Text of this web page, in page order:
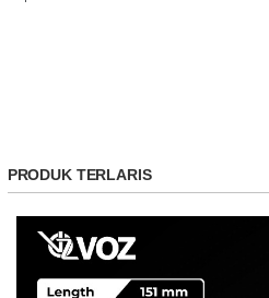
PRODUK TERLARIS